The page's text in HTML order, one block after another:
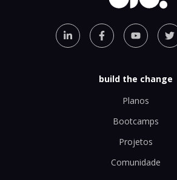
build the change
Planos
Bootcamps
Projetos
Comunidade